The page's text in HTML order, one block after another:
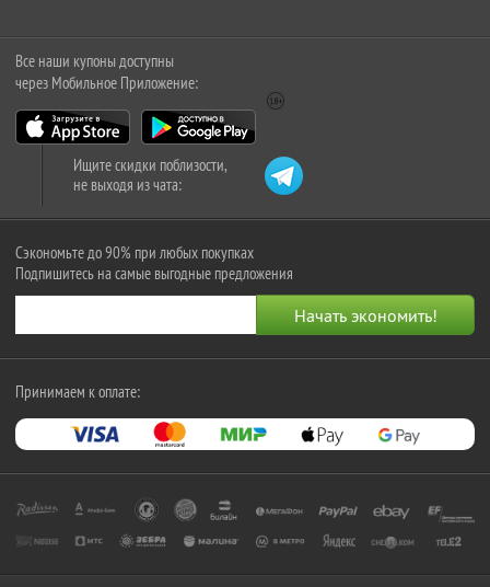
Все наши купоны доступны
через Мобильное Приложение:
Ищите скидки поблизости,
не выходя из чата:
Сэкономьте до 90% при любых покупках
Подпишитесь на самые выгодные предложения
Принимаем к оплате: